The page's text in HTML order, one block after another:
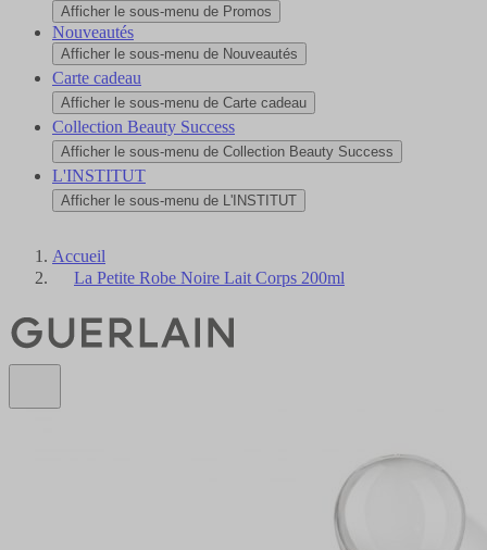
Afficher le sous-menu de Promos
Nouveautés
Afficher le sous-menu de Nouveautés
Carte cadeau
Afficher le sous-menu de Carte cadeau
Collection Beauty Success
Afficher le sous-menu de Collection Beauty Success
L'INSTITUT
Afficher le sous-menu de L'INSTITUT
Accueil
La Petite Robe Noire Lait Corps 200ml